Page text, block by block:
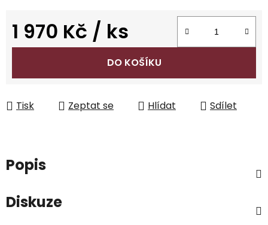
1 970 Kč / ks
Měrná cena:
DO KOŠÍKU
Tisk Zeptat se Hlídat Sdílet
Popis
Diskuze